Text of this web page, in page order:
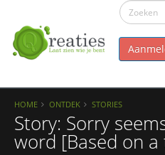
HOME ONTDEK STORIES
Story: Sorry
word [Based on